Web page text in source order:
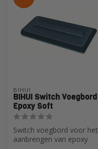
BIHUI
BIHUI Switch Voegbord
Epoxy Soft
Switch voegbord voor het
aanbrengen van epoxy